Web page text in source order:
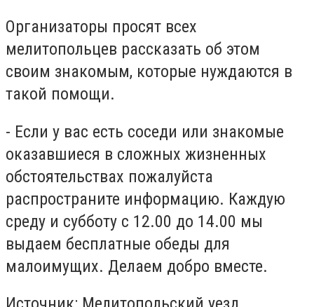
Организаторы просят всех
мелитопольцев рассказать об этом
своим знакомым, которые нуждаются в
такой помощи.
- Если у вас есть соседи или знакомые
оказавшиеся в сложных жизненных
обстоятельствах пожалуйста
распространите информацию. Каждую
среду и субботу с 12.00 до 14.00 мы
выдаем бесплатные обеды для
малоимущих. Делаем добро вместе.